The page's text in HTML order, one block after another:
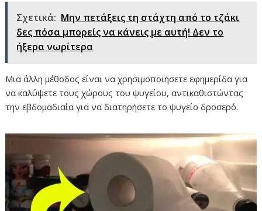
Σχετικά: Mην πετάξεις τη στάχτη από το τζάκι
δες πόσα μπορείς να κάνεις με αυτή! Δεν το
ήξερα νωρίτερα
Μια άλλη μέθοδος είναι να χρησιμοποιήσετε εφημερίδα για
να καλύψετε τους χώρους του ψυγείου, αντικαθιστώντας
την εβδομαδιαία για να διατηρήσετε το ψυγείο δροσερό.